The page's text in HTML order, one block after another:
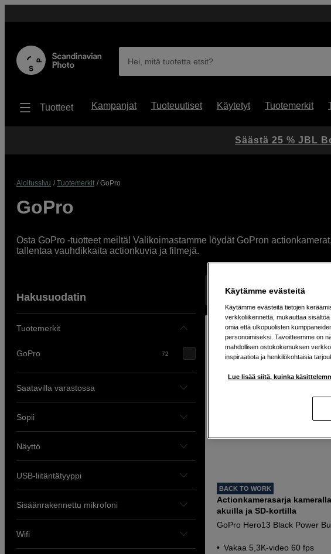
Hei, mitä tuotetta etsit?
Tuotteet Kampanjat Tuoteuutiset Käytetyt Tuotemerkit
Aloitussivu Tuotemerkit GoPro
GoPro
Osta GoPro -tuotteet meiltä! Valikoimastamme löydät GoPron
tallentaa vauhdikkaita actionkuvia ja filmejä.
Hakusuodatin
Tuotemerkit
GoPro 72
Saatavilla varastossa
Sopii
Näyttö
USB-liitäntätyyppi
Sisäänrakennettu mikrofoni
Wifi
Näyttää 72 tuotetta
BACK TO WORK
Actionkamerasarja
akuilla ja SD-kortilla
GoPro Hero13 Black Power
Vakaa 5,3K-video 60 fps
Säästä 25 % JBL
Käytämme evästeitä
Käytämme evästeitä tietojen
verkkoliikennettä, mukauttaa
omia että ulkopuolisten
personoimiseksi. Tavoitteemme on
mahdollisen ostokokemuksen
inspiraatiota ja henkilökohtaisia
Lue lisää siitä, kuinka